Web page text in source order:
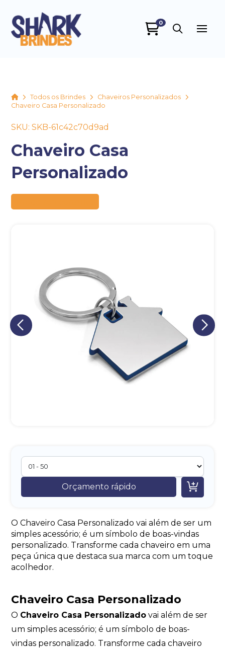
0
HomeTodos os Brindes
Chaveiros Personalizados
Chaveiro Casa Personalizado
SKU: SKB-61c42c70d9ad
Chaveiro Casa
Personalizado
Orçamento rápido 
O Chaveiro Casa Personalizado vai além de ser um
simples acessório; é um símbolo de boas-vindas
personalizado. Transforme cada chaveiro em uma
peça única que destaca sua marca com um toque
acolhedor.
Chaveiro Casa Personalizado
O Chaveiro Casa Personalizado vai além de ser
um simples acessório; é um símbolo de boas-
vindas personalizado. Transforme cada chaveiro
A nossa empresa está comprometida a proteger e respeitar
sua privacidade, utilizaremos seus dados apenas para fins
de marketing. Você pode alterar suas preferências a
qualquer momento.
Iniciar conversa